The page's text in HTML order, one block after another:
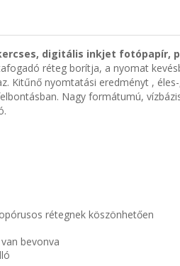
digitális inkjet fotópapír,
réteg borítja, a nyomat
Kitűnő nyomtatási eredményt ,
Nagy formátumú,
rétegnek köszönhetően
bevonva